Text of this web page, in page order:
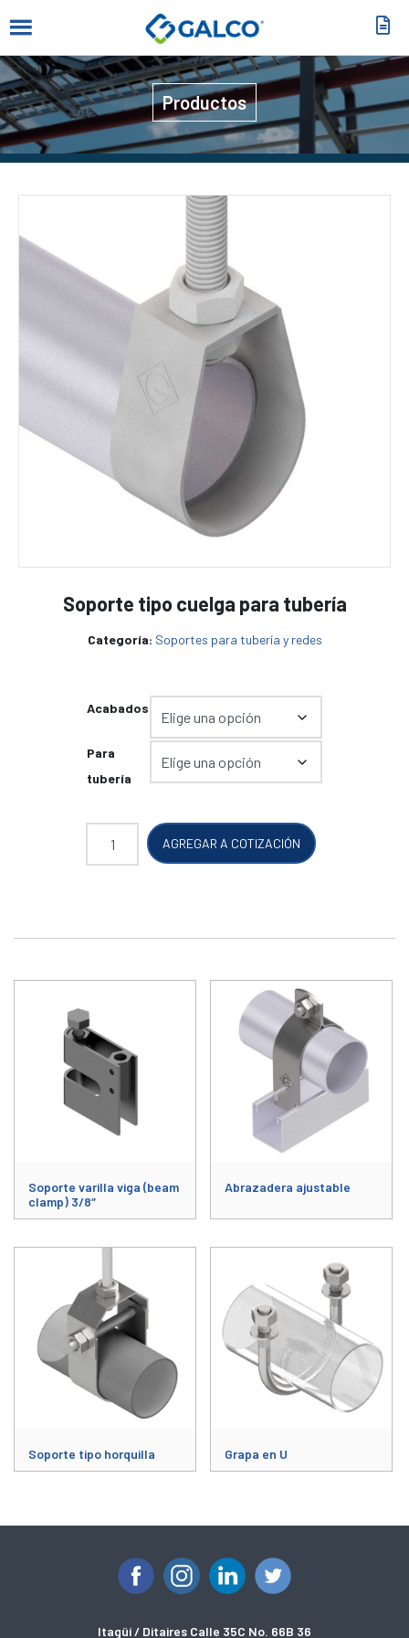
Productos
Soporte tipo cuelga para tubería
Categoría: Soportes para tubería y redes
Acabados
Para
tubería
Soporte tipo cuelga para tubería cantidad
AGREGAR A COTIZACIÓN
Soporte varilla viga (beam
clamp) 3/8″
Abrazadera ajustable
Soporte tipo horquilla
Grapa en U
Itagüí / Ditaires Calle 35C No. 66B 36